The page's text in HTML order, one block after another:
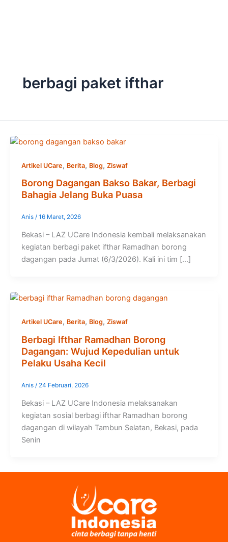
berbagi paket ifthar
Artikel UCare, Berita, Blog, Ziswaf
Borong Dagangan Bakso Bakar, Berbagi
Bahagia Jelang Buka Puasa
Anis / 16 Maret, 2026
Bekasi – LAZ UCare Indonesia kembali melaksanakan
kegiatan berbagi paket ifthar Ramadhan borong
dagangan pada Jumat (6/3/2026). Kali ini tim […]
Artikel UCare, Berita, Blog, Ziswaf
Berbagi Ifthar Ramadhan Borong
Dagangan: Wujud Kepedulian untuk
Pelaku Usaha Kecil
Anis / 24 Februari, 2026
Bekasi – LAZ UCare Indonesia melaksanakan
kegiatan sosial berbagi ifthar Ramadhan borong
dagangan di wilayah Tambun Selatan, Bekasi, pada
Senin